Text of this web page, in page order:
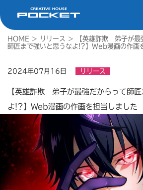
HOME > リリース >
【英雄詐欺 弟子が最
師匠まで強いと思うなよ!?】Web漫画の作画
2024年07月16日 リリース
【英雄詐欺 弟子が最強だからって師
よ!?】Web漫画の作画を担当しました